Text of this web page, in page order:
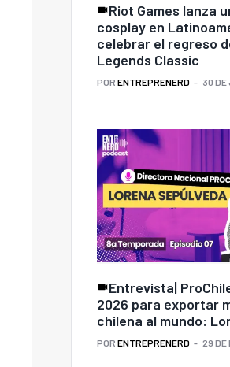
Riot Games lanza
cosplay en
celebrar el regreso
Legends Classic
POR ENTREPRENERD 30
Entrevista|
2026 para exportar
chilena al mundo:
POR ENTREPRENERD 29 DE